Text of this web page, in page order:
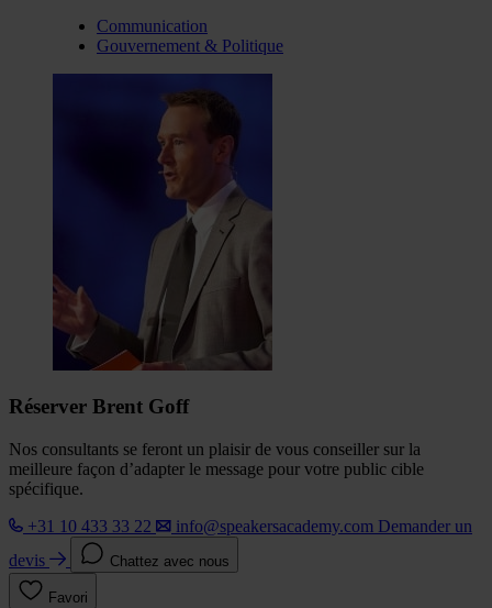
Communication
Gouvernement & Politique
Réserver Brent Goff
Nos consultants se feront un plaisir de vous conseiller sur la
meilleure façon d’adapter le message pour votre public cible
spécifique.
+31 10 433 33 22
info@speakersacademy.com Demander un
devis
Chattez avec nous
Favori